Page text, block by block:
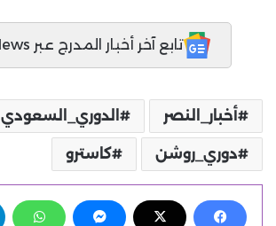
تابع آخر أخبار المدرج عبر Google News
أخبار_النصر الدوري_السعودي
دوري_روشن كاسترو